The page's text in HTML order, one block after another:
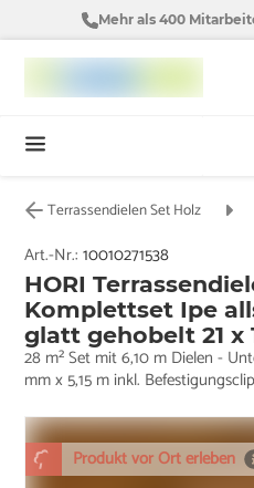
Mehr als 400
Terrassendielen Set Holz
Produkt vor Ort erleben
Art.-Nr.:10010271538
HORI
Komplettset Ipe
glatt gehobelt 21 x
28 m² Set mit 6,10 m Dielen -
mm x 5,15 m inkl.